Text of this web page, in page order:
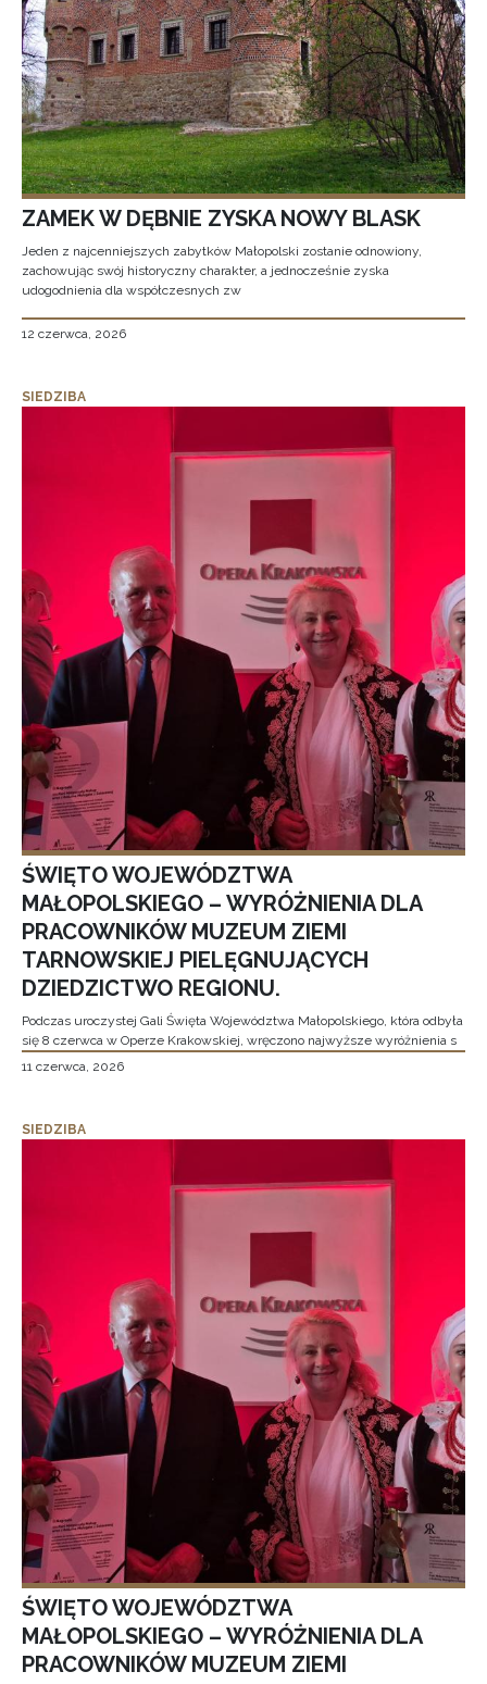
ZAMEK W DĘBNIE ZYSKA NOWY BLASK
Jeden z najcenniejszych zabytków Małopolski zostanie odnowiony,
zachowując swój historyczny charakter, a jednocześnie zyska
udogodnienia dla współczesnych zw
12 czerwca, 2026
SIEDZIBA
ŚWIĘTO WOJEWÓDZTWA
MAŁOPOLSKIEGO – WYRÓŻNIENIA DLA
PRACOWNIKÓW MUZEUM ZIEMI
TARNOWSKIEJ PIELĘGNUJĄCYCH
DZIEDZICTWO REGIONU.
Podczas uroczystej Gali Święta Województwa Małopolskiego, która odbyła
się 8 czerwca w Operze Krakowskiej, wręczono najwyższe wyróżnienia s
11 czerwca, 2026
SIEDZIBA
ŚWIĘTO WOJEWÓDZTWA
MAŁOPOLSKIEGO – WYRÓŻNIENIA DLA
PRACOWNIKÓW MUZEUM ZIEMI